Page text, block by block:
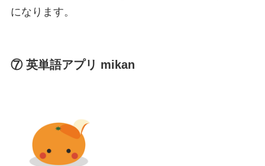
になります。
⑦ 英単語アプリ mikan